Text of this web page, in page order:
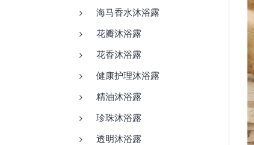
海马香水沐浴露
花瓣沐浴露
花香沐浴露
健康护理沐浴露
精油沐浴露
珍珠沐浴露
透明沐浴露